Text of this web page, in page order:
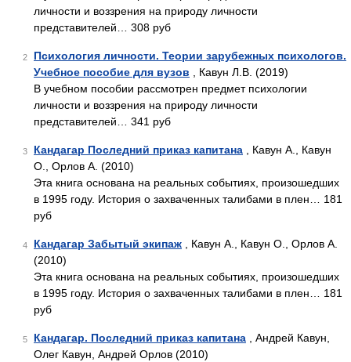
личности и воззрения на природу личности
представителей… 308 руб
2
Психология личности. Теории зарубежных психологов.
Учебное пособие для вузов , Кавун Л.В. (2019)
В учебном пособии рассмотрен предмет психологии
личности и воззрения на природу личности
представителей… 341 руб
3 Кандагар Последний приказ капитана , Кавун А., Кавун
О., Орлов А. (2010)
Эта книга основана на реальных событиях, произошедших
в 1995 году. История о захваченных талибами в плен… 181
руб
4 Кандагар Забытый экипаж , Кавун А., Кавун О., Орлов А.
(2010)
Эта книга основана на реальных событиях, произошедших
в 1995 году. История о захваченных талибами в плен… 181
руб
5 Кандагар. Последний приказ капитана , Андрей Кавун,
Олег Кавун, Андрей Орлов (2010)